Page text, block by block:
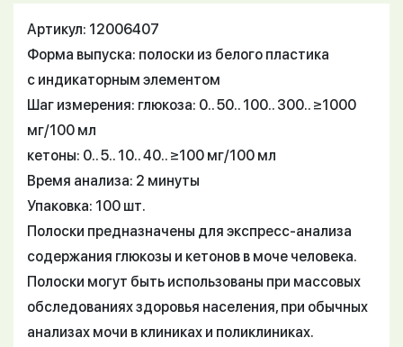
Артикул: 12006407
Форма выпуска: полоски из белого пластика
с индикаторным элементом
Шаг измерения: глюкоза: 0.. 50.. 100.. 300.. ≥1000
мг/100 мл
кетоны: 0.. 5.. 10.. 40.. ≥100 мг/100 мл
Время анализа: 2 минуты
Упаковка: 100 шт.
Полоски предназначены для экспресс-анализа
содержания глюкозы и кетонов в моче человека.
Полоски могут быть использованы при массовых
обследованиях здоровья населения, при обычных
анализах мочи в клиниках и поликлиниках.